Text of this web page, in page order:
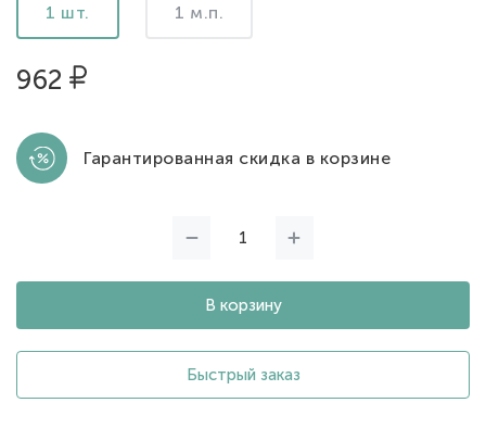
1 шт. 1 м.п.
962
Гарантированная скидка в корзине
В корзину
Быстрый заказ